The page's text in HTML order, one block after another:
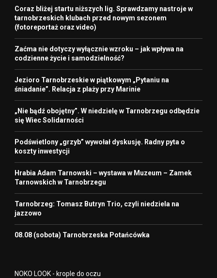
Coraz bliżej startu niższych lig. Sprawdzamy nastroje w
tarnobrzeskich klubach przed nowym sezonem
(fotoreportaż oraz video)
Zaćma nie dotyczy wyłącznie wzroku – jak wpływa na
codzienne życie i samodzielność?
Jezioro Tarnobrzeskie w piątkowym „Pytaniu na
śniadanie”. Relacja z plaży przy Marinie
„Nie bądź obojętny”. W niedzielę w Tarnobrzegu odbędzie
się Wiec Solidarności
Podświetlony „grzyb” wywołał dyskusję. Radny pyta o
koszty inwestycji
Hrabia Adam Tarnowski – wystawa w Muzeum – Zamek
Tarnowskich w Tarnobrzegu
Tarnobrzeg: Tomasz Butryn Trio, czyli niedziela na
jazzowo
08.08 (sobota) Tarnobrzeska Potańcówka
NOKO LOOK - krople do oczu